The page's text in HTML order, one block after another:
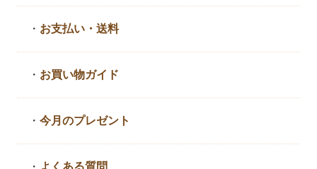
・ お支払い・送料
・ お買い物ガイド
・今月のプレゼント
・ よくある質問